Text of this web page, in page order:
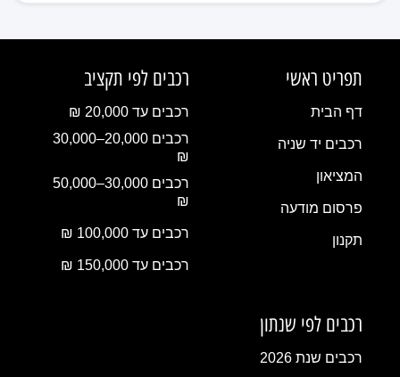
תפריט ראשי
דף הבית
רכבים יד שניה
המציאון
פרסום מודעה
תקנון
רכבים לפי תקציב
רכבים עד 20,000 ₪
רכבים 20,000–30,000
₪
רכבים 30,000–50,000
₪
רכבים עד 100,000 ₪
רכבים עד 150,000 ₪
רכבים לפי שנתון
רכבים שנת 2026